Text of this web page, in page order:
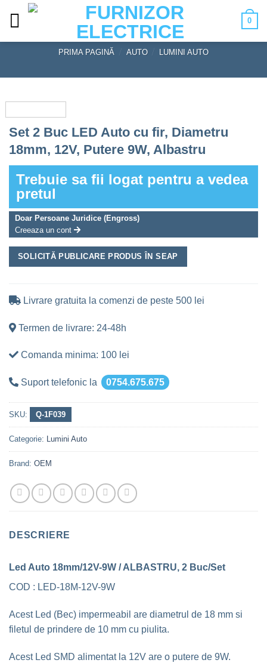
0
PRIMA PAGINĂ AUTO LUMINI AUTO
Set 2 Buc LED Auto cu fir, Diametru
18mm, 12V, Putere 9W, Albastru
Trebuie sa fii logat pentru a vedea
pretul
Doar Persoane Juridice (Engross)
Creeaza un cont
SOLICITĂ PUBLICARE PRODUS ÎN SEAP
Livrare gratuita la comenzi de peste 500 lei
Termen de livrare: 24-48h
Comanda minima: 100 lei
Suport telefonic la 0754.675.675
SKU: Q-1F039
Categorie: Lumini Auto
Brand: OEM
DESCRIERE
Led Auto 18mm/12V-9W / ALBASTRU, 2 Buc/Set
COD : LED-18M-12V-9W
Acest Led (Bec) impermeabil are diametrul de 18 mm si
filetul de prindere de 10 mm cu piulita.
Acest Led SMD alimentat la 12V are o putere de 9W.